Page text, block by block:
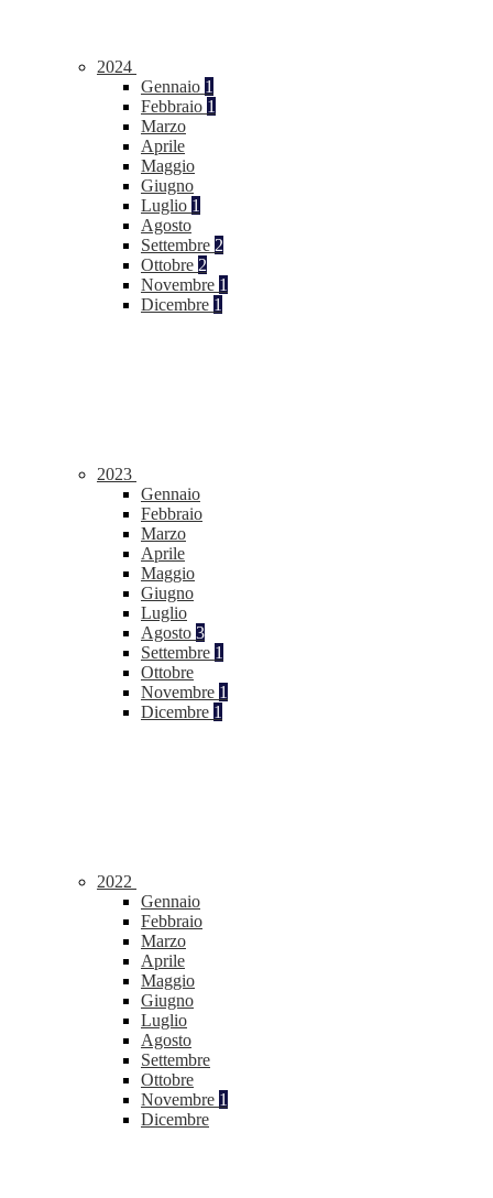
2024
Gennaio 1
Febbraio 1
Marzo
Aprile
Maggio
Giugno
Luglio 1
Agosto
Settembre 2
Ottobre 2
Novembre 1
Dicembre 1
2023
Gennaio
Febbraio
Marzo
Aprile
Maggio
Giugno
Luglio
Agosto 3
Settembre 1
Ottobre
Novembre 1
Dicembre 1
2022
Gennaio
Febbraio
Marzo
Aprile
Maggio
Giugno
Luglio
Agosto
Settembre
Ottobre
Novembre 1
Dicembre